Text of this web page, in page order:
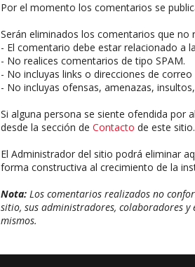
Por el momento los comentarios se
Serán eliminados los comentarios que no
- El comentario debe estar relacionado a
- No realices comentarios de tipo SPAM.
- No incluyas links o direcciones de correo
- No incluyas ofensas, amenazas,
Si alguna persona se siente ofendida por
desde la sección de Contacto de este sitio.
El Administrador del sitio podrá eliminar
forma constructiva al crecimiento de la
Nota: Los comentarios realizados no
sitio, sus administradores, colaboradores y
mismos.